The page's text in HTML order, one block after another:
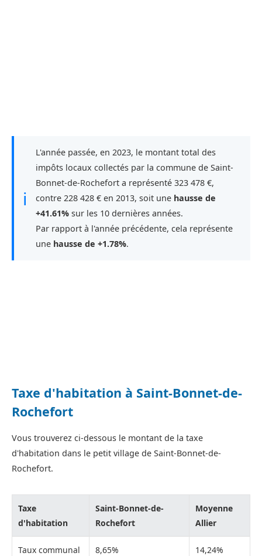
ℹ
L'année passée, en 2023, le montant total des
impôts locaux collectés par la commune de Saint-
Bonnet-de-Rochefort a représenté 323 478 €,
contre 228 428 € en 2013, soit une hausse de
+41.61% sur les 10 dernières années.
Par rapport à l'année précédente, cela représente
une hausse de +1.78%.
Taxe d'habitation à Saint-Bonnet-de-
Rochefort
Vous trouverez ci-dessous le montant de la taxe
d'habitation dans le petit village de Saint-Bonnet-de-
Rochefort.
Taxe
d'habitation
Saint-Bonnet-de-
Rochefort
Moyenne
Allier
Taux communal 8,65% 14,24%